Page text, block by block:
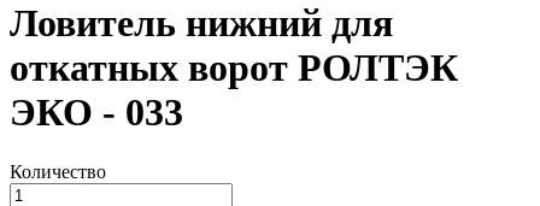
Ловитель нижний для
откатных ворот РОЛТЭК
ЭКО - 033
Количество